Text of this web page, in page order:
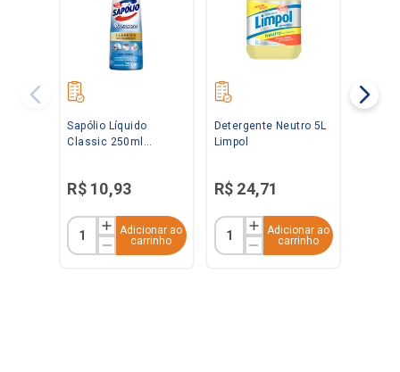
Sapólio Líquido
Classic 250ml
R$ 10,93
Adicionar ao
carrinho
Detergente Neutro 5L
Limpol
R$ 24,71
Adicionar ao
carrinho